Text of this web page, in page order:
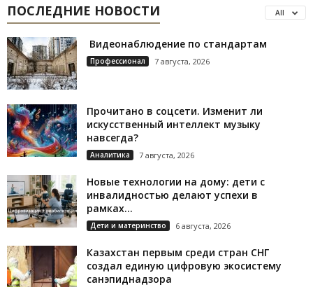
ПОСЛЕДНИЕ НОВОСТИ All
Видеонаблюдение по стандартам
Профессионал 7 августа, 2026
Прочитано в соцсети. Изменит ли
искусственный интеллект музыку
навсегда?
Аналитика 7 августа, 2026
Новые технологии на дому: дети с
инвалидностью делают успехи в
рамках...
Дети и материнство 6 августа, 2026
Казахстан первым среди стран СНГ
создал единую цифровую экосистему
санэпиднадзора